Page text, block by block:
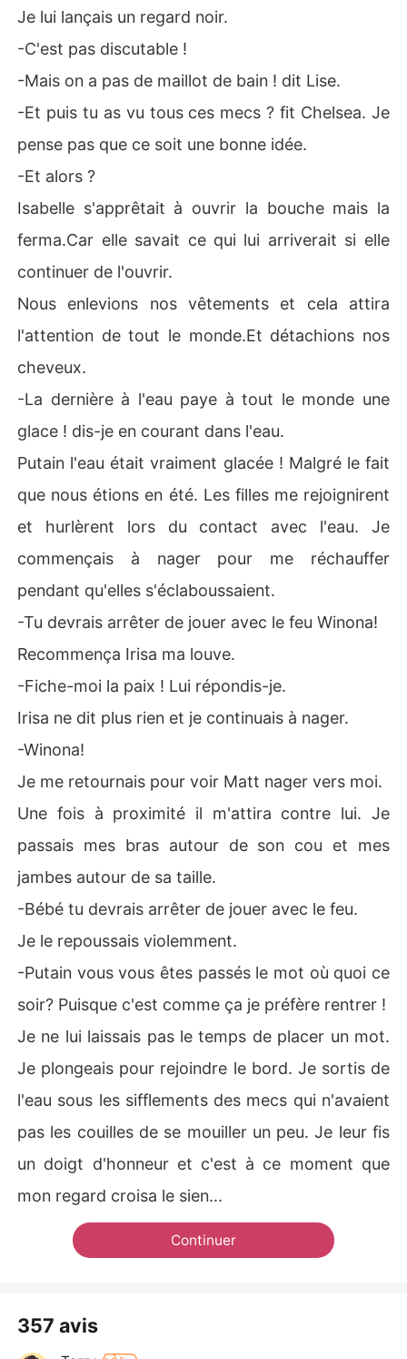
Je lui lançais un regard noir.
-C'est pas discutable !
-Mais on a pas de maillot de bain ! dit Lise.
-Et puis tu as vu tous ces mecs ? fit Chelsea. Je
pense pas que ce soit une bonne idée.
-Et alors ?
Isabelle s'apprêtait à ouvrir la bouche mais la
ferma.Car elle savait ce qui lui arriverait si elle
continuer de l'ouvrir.
Nous enlevions nos vêtements et cela attira
l'attention de tout le monde.Et détachions nos
cheveux.
-La dernière à l'eau paye à tout le monde une
glace ! dis-je en courant dans l'eau.
Putain l'eau était vraiment glacée ! Malgré le fait
que nous étions en été. Les filles me rejoignirent
et hurlèrent lors du contact avec l'eau. Je
commençais à nager pour me réchauffer
pendant qu'elles s'éclaboussaient.
-Tu devrais arrêter de jouer avec le feu Winona!
Recommença Irisa ma louve.
-Fiche-moi la paix ! Lui répondis-je.
Irisa ne dit plus rien et je continuais à nager.
-Winona!
Je me retournais pour voir Matt nager vers moi.
Une fois à proximité il m'attira contre lui. Je
passais mes bras autour de son cou et mes
jambes autour de sa taille.
-Bébé tu devrais arrêter de jouer avec le feu.
Je le repoussais violemment.
-Putain vous vous êtes passés le mot où quoi ce
soir? Puisque c'est comme ça je préfère rentrer !
Je ne lui laissais pas le temps de placer un mot.
Je plongeais pour rejoindre le bord. Je sortis de
l'eau sous les sifflements des mecs qui n'avaient
pas les couilles de se mouiller un peu. Je leur fis
un doigt d'honneur et c'est à ce moment que
mon regard croisa le sien...
Continuer
357 avis